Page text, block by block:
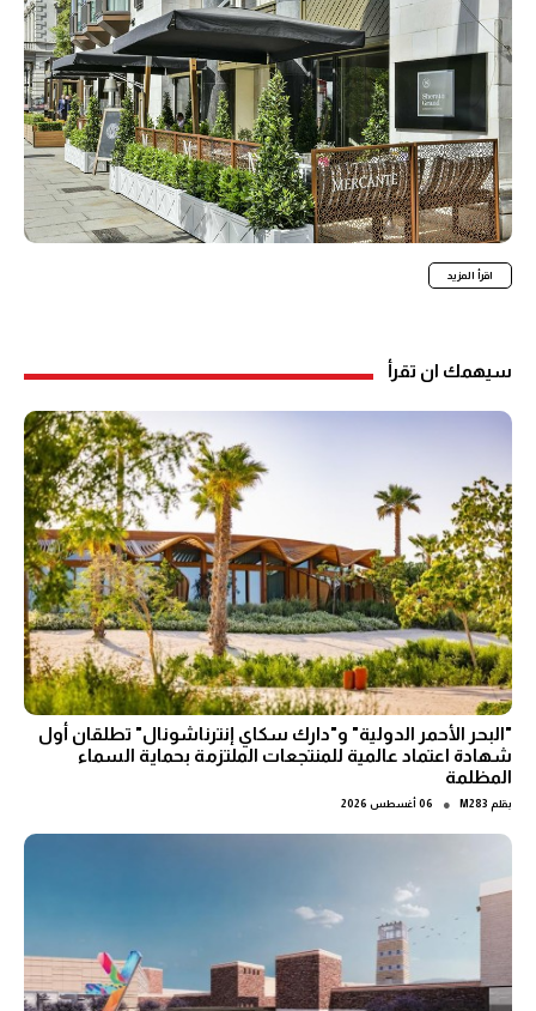
اقرأ المزيد
سيهمك ان تقرأ
"البحر الأحمر الدولية" و"دارك سكاي إنترناشونال" تطلقان أول
شهادة اعتماد عالمية للمنتجعات الملتزمة بحماية السماء
المظلمة
بقلم M283
● 06 أغسطس 2026